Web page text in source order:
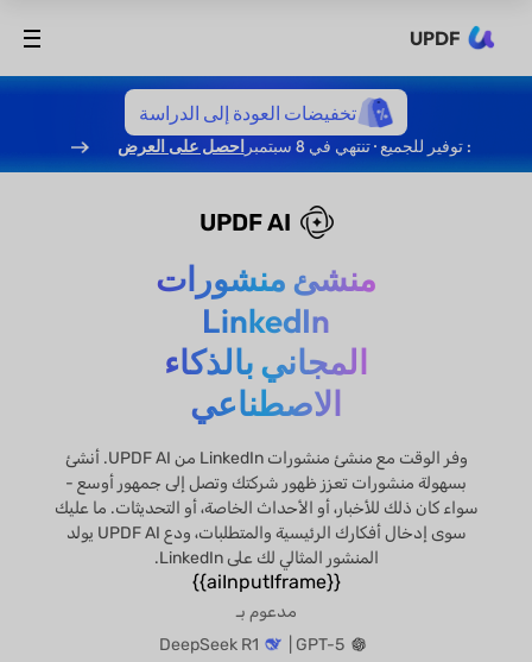
UPDF
تخفيضات العودة إلى الدراسة
: توفير للجميع · تنتهي في 8 سبتمبر احصل على العرض
UPDF AI
منشئ منشورات
LinkedIn
المجاني بالذكاء
الاصطناعي
وفر الوقت مع منشئ منشورات LinkedIn من UPDF AI. أنشئ
بسهولة منشورات تعزز ظهور شركتك وتصل إلى جمهور أوسع -
سواء كان ذلك للأخبار، أو الأحداث الخاصة، أو التحديثات. ما عليك
سوى إدخال أفكارك الرئيسية والمتطلبات، ودع UPDF AI يولد
المنشور المثالي لك على LinkedIn.
{{aiInputIframe}}